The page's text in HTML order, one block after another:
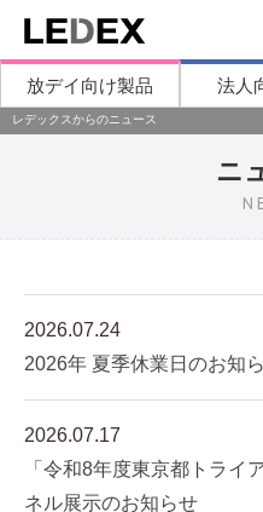
放デイ向け製品 法人
レデックスからのニュース
ニ
2026.07.24
2026年 夏季休業日のお知
2026.07.17
「令和8年度東京都トライ
ネル展示のお知らせ